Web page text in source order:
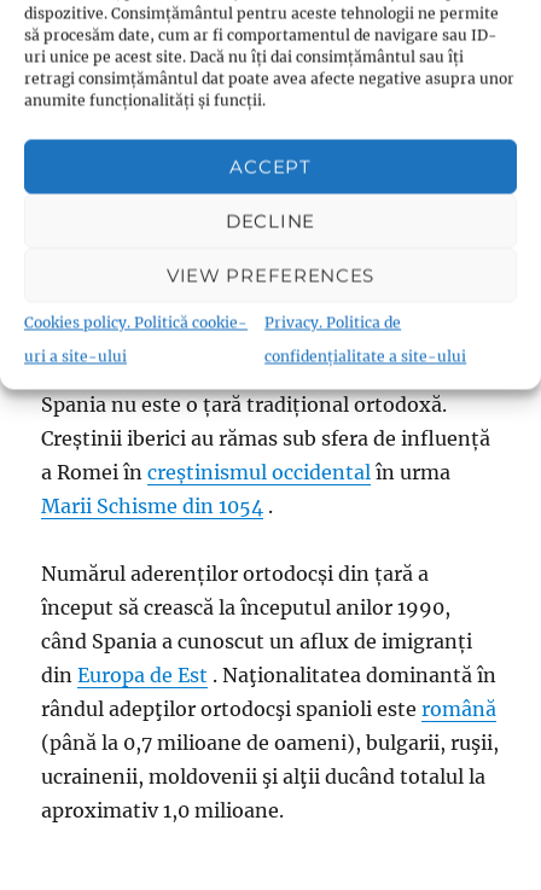
dispozitive. Consimțământul pentru aceste tehnologii ne permite
să procesăm date, cum ar fi comportamentul de navigare sau ID-
uri unice pe acest site. Dacă nu îți dai consimțământul sau îți
retragi consimțământul dat poate avea afecte negative asupra unor
anumite funcționalități și funcții.
ACCEPT
DECLINE
VIEW PREFERENCES
Cookies policy. Politică cookie-
uri a site-ului
Privacy. Politica de
confidențialitate a site-ului
Liturghie catolică din Arnedillo
Articolul principal:
Ortodoxia Răsăriteană în Spania
Spania nu este o țară tradițional ortodoxă.
Creștinii iberici au rămas sub sfera de influență
a Romei încreștinismul occidental în urma
Marii Schisme din 1054 .
Numărul aderenților ortodocși din țară a
început să crească la începutul anilor 1990,
când Spania a cunoscut un aflux de imigranți
dinEuropa de Est . Naţionalitatea dominantă în
rândul adepţilor ortodocşi spanioli esteromână
(până la 0,7 milioane de oameni), bulgarii, ruşii,
ucrainenii, moldovenii şi alţii ducând totalul la
aproximativ 1,0 milioane.